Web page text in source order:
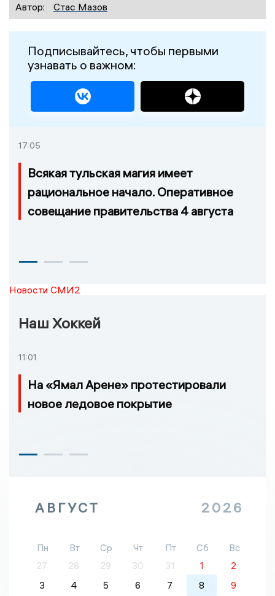
Автор:
Стас Мазов
Подписывайтесь, чтобы первыми
узнавать о важном:
17:05
Всякая тульская магия имеет
рациональное начало. Оперативное
совещание правительства 4 августа
Новости СМИ2
Наш Хоккей
11:01
На «Ямал Арене» протестировали
новое ледовое покрытие
АВГУСТ 2026
Пн Вт Ср Чт Пт Сб
Вс
27
28 29 30 31 1
2
3
4 5 6 7 8 9